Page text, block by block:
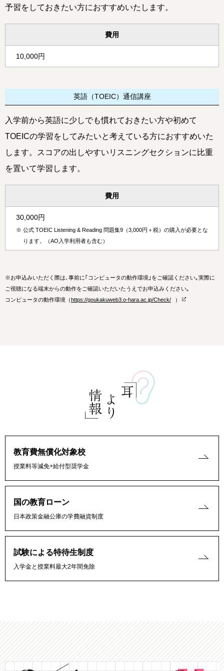
予習をしておきたい方におすすめいたします。
費用
10,000円
英語（TOEIC）通信講座
入学前から英語に少しでも慣れておきたい方や初めて
TOEICの学習をしてみたいと考えている方におすすめいた
します。スコアの出しやすいリスニングセクションに比重
を置いて学習します。
費用
30,000円
※ 公式 TOEIC Listening & Reading 問題集9（3,000円＋税）の購入が必要とな
ります。（AO入学利用者も含む）
※お申込みいただく際は､事前に｢コンピュータの動作環境｣をご確認ください｡実際に
ご視聴になる端末からの動作をご確認いただいたうえでお申込みください｡
コンピュータの動作環境（https://goukakuweb3.o-hara.ac.jp/Check/ ）
教育費無償化対象校
授業料等減免+給付型奨学金
国の教育ローン
日本政策金融公庫の学費融資制度
試験による特待生制度
入学金と授業料最大2年間免除